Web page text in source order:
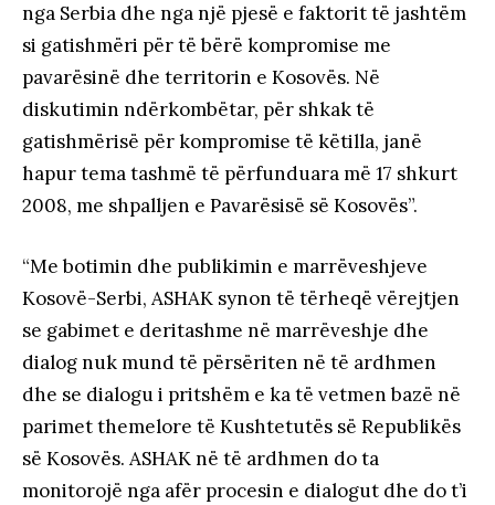
nga Serbia dhe nga një pjesë e faktorit të jashtëm
si gatishmëri për të bërë kompromise me
pavarësinë dhe territorin e Kosovës. Në
diskutimin ndërkombëtar, për shkak të
gatishmërisë për kompromise të këtilla, janë
hapur tema tashmë të përfunduara më 17 shkurt
2008, me shpalljen e Pavarësisë së Kosovës”.
“Me botimin dhe publikimin e marrëveshjeve
Kosovë-Serbi, ASHAK synon të tërheqë vërejtjen
se gabimet e deritashme në marrëveshje dhe
dialog nuk mund të përsëriten në të ardhmen
dhe se dialogu i pritshëm e ka të vetmen bazë në
parimet themelore të Kushtetutës së Republikës
së Kosovës. ASHAK në të ardhmen do ta
monitorojë nga afër procesin e dialogut dhe do t’i